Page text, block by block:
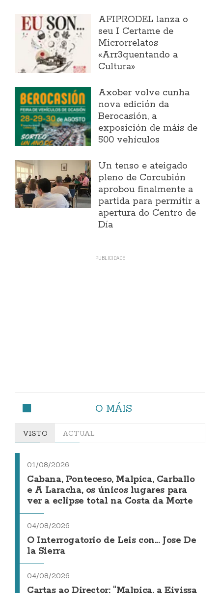
AFIPRODEL lanza o
seu I Certame de
Microrrelatos
«Arr3quentando a
Cultura»
Axober volve cunha
nova edición da
Berocasión, a
exposición de máis de
500 vehículos
Un tenso e ateigado
pleno de Corcubión
aprobou finalmente a
partida para permitir a
apertura do Centro de
Día
O MÁIS
VISTO ACTUAL
01/08/2026
Cabana, Ponteceso, Malpica, Carballo
e A Laracha, os únicos lugares para
ver a eclipse total na Costa da Morte
04/08/2026
O Interrogatorio de Leis con... Jose De
la Sierra
04/08/2026
Cartas ao Director: "Malpica, a Eivissa